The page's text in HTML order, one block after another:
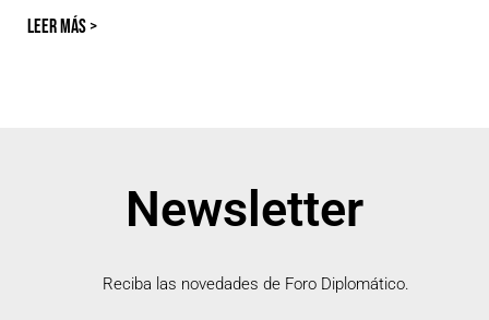
LEER MÁS >
Newsletter
Reciba las novedades de Foro Diplomático.